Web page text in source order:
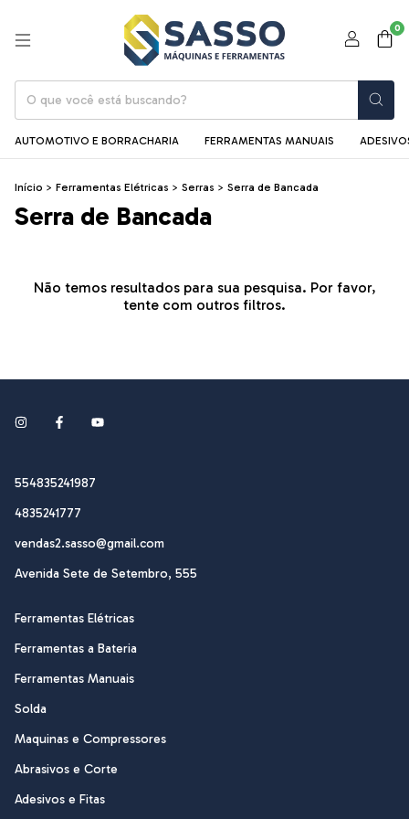
0
AUTOMOTIVO E BORRACHARIA FERRAMENTAS MANUAIS
Início > Ferramentas Elétricas > Serras > Serra de Bancada
Serra de Bancada
Não temos resultados para sua pesquisa. Por favor,
tente com outros filtros.
554835241987
4835241777
vendas2.sasso@gmail.com
Avenida Sete de Setembro, 555
Ferramentas Elétricas
Ferramentas a Bateria
Ferramentas Manuais
Solda
Maquinas e Compressores
Abrasivos e Corte
Adesivos e Fitas